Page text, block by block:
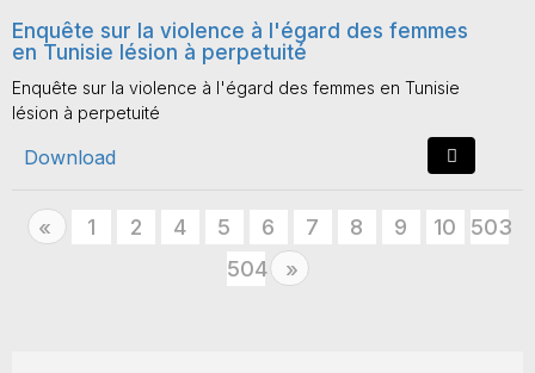
Enquête sur la violence à l'égard des femmes
en Tunisie lésion à perpetuité
Enquête sur la violence à l'égard des femmes en Tunisie
lésion à perpetuité
Download
« Previous
1 2 4 5 6 7 8 9 10
503
504
»Next